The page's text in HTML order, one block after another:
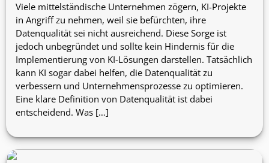
Viele mittelständische Unternehmen zögern, KI-Projekte
in Angriff zu nehmen, weil sie befürchten, ihre
Datenqualität sei nicht ausreichend. Diese Sorge ist
jedoch unbegründet und sollte kein Hindernis für die
Implementierung von KI-Lösungen darstellen. Tatsächlich
kann KI sogar dabei helfen, die Datenqualität zu
verbessern und Unternehmensprozesse zu optimieren.
Eine klare Definition von Datenqualität ist dabei
entscheidend. Was […]